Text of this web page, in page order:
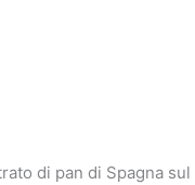
di pan di Spagna